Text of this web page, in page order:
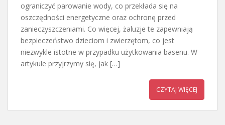
ograniczyć parowanie wody, co przekłada się na
oszczędności energetyczne oraz ochronę przed
zanieczyszczeniami. Co więcej, żaluzje te zapewniają
bezpieczeństwo dzieciom i zwierzętom, co jest
niezwykle istotne w przypadku użytkowania basenu. W
artykule przyjrzymy się, jak […]
CZYTAJ WIĘCEJ